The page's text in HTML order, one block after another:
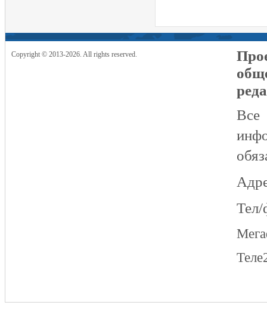
Copyright © 2013-2026. All rights reserved.